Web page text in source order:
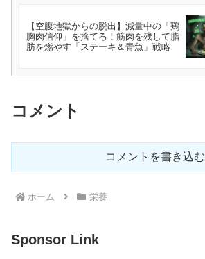
【空腹地獄からの脱出】減量中の「鶏
胸肉信仰」を捨てろ！筋肉を残して脂
肪を燃やす「ステーキ＆青魚」戦略
コメント
コメントを書き込む
ホーム 栄養
Sponsor Link